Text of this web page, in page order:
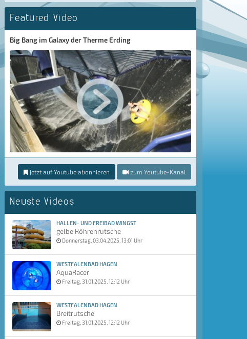
Featured Video
Big Bang im Galaxy der Therme Erding
jetzt auf Youtube abonnieren zum Youtube-Kanal
Neuste Videos
HALLEN- UND FREIBAD WINGST
gelbe Röhrenrutsche
Donnerstag, 03.04.2025, 13:01 Uhr
WESTFALENBAD HAGEN
AquaRacer
Freitag, 31.01.2025, 12:12 Uhr
WESTFALENBAD HAGEN
Breitrutsche
Freitag, 31.01.2025, 12:12 Uhr